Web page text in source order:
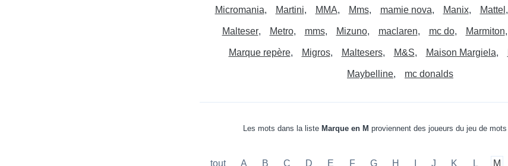
Micromania Martini MMA Mms mamie nova Manix Mattel
Malteser Metro mms Mizuno maclaren mc do Marmiton
Marque repère Migros Maltesers M&S Maison Margiela
Maybelline mc donalds
Les mots dans la liste Marque en M proviennent des joueurs du jeu de mots
tout A B C D E F G H J K L M